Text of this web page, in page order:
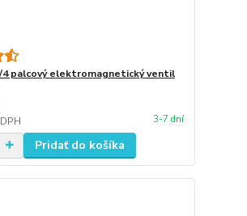
4 palcový elektromagnetický ventil
3-7 dní
Pridať do košíka